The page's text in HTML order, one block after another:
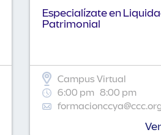
Especialízate en
Patrimonial
Campus Virtual
6:00 pm 8:00 pm